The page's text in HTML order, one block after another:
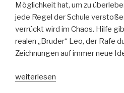
Möglichkeit hat, um zu
jede Regel der Schule
verrückt wird im Chaos. Hilfe
realen „Bruder“ Leo, der Rafe
Zeichnungen auf immer neue
„School
weiterlesen